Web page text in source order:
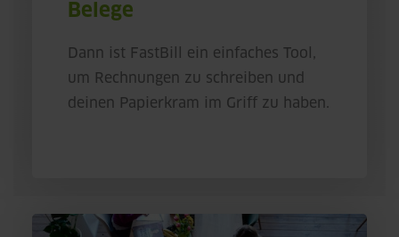
Belege
Dann ist FastBill ein einfaches Tool,
um Rechnungen zu schreiben und
deinen Papierkram im Griff zu haben.